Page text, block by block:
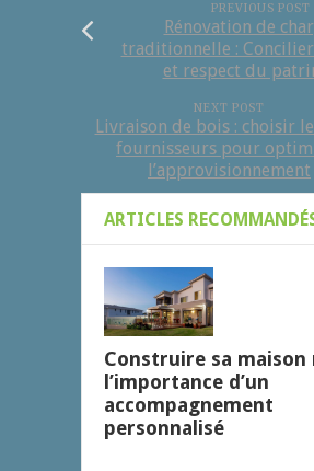
PREVIOUS POST
Rénovation de
traditionnelle :
et respect du
NEXT POST
Livraison de bois : choisir
fournisseurs pour
l’approvisionnement
ARTICLES
Construire sa maison
l’importance d’un
accompagnement
personnalisé